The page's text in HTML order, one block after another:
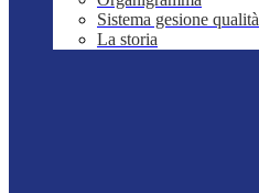
Sistema gesione qualità
La storia